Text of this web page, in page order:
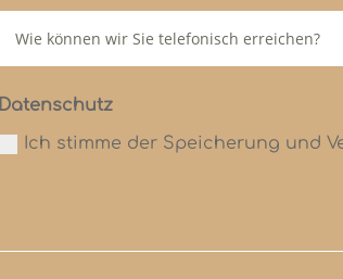
Datenschutz
Ich stimme der Speicherung und